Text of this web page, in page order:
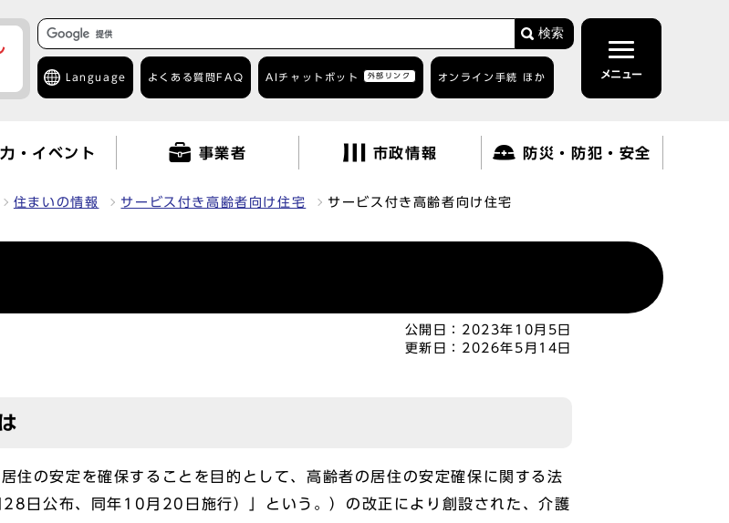
検索
Language よくある質問 FAQ AIチャットボット 外部リンク オンライン手続 ほか メニュー
・イベント 事業者 市政情報 防災・防犯・安全
住まいの情報 サービス付き高齢者向け住宅 サービス付き高齢者向け住宅
公開日： 2023年10月5日
更新日： 2026年5月14日
の安定を確保することを目的として、高齢者の居住の安定確保に関する法
日公布、同年10月20日施行）」という。）の改正により創設された、介護